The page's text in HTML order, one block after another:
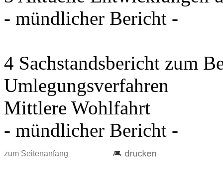
- mündlicher Bericht -
4 Sachstandsbericht zum
Umlegungsverfahren
Mittlere Wohlfahrt
- mündlicher Bericht -
zum Seitenanfang